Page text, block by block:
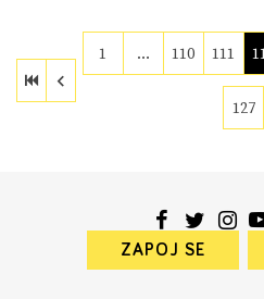
1 … 110 111
127
ZAPOJ SE